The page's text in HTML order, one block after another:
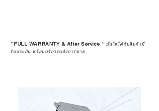
*FULL WARRANTY & After Service * มั่นใจได้กับสินค้ามี
รับประกัน พร้อมบริการหลังการขาย